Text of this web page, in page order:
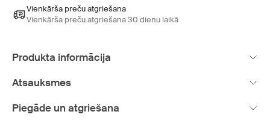
Vienkārša preču atgriešana
Vienkārša preču atgriešana 30 dienu laikā
Produkta informācija
Atsauksmes
Piegāde un atgriešana